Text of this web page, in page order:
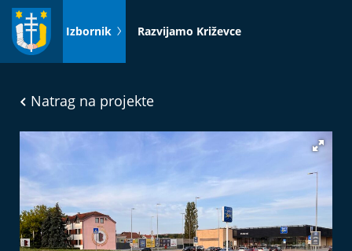
Idi
sadržaj
Izbornik Razvijamo Križevce
Natrag na projekte